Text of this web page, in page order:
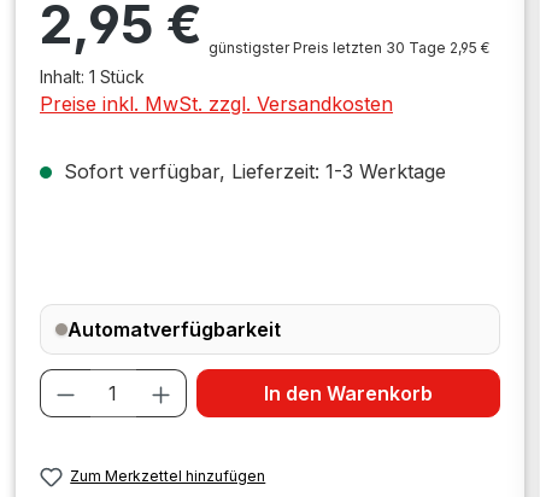
2,95 € günstigster Preis letzten 30 Tage 2,95 €
Inhalt: 1 Stück
Preise inkl. MwSt. zzgl. Versandkosten
Sofort verfügbar, Lieferzeit: 1-3 Werktage
Automatverfügbarkeit
Produkt Anzahl: Gib den
In den Warenkorb
Zum Merkzettel hinzufügen